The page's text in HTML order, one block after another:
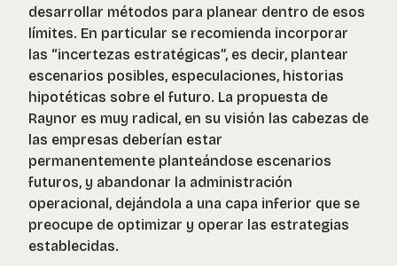
desarrollar métodos para planear dentro de esos
límites. En particular se recomienda incorporar
las “incertezas estratégicas”, es decir, plantear
escenarios posibles, especulaciones, historias
hipotéticas sobre el futuro. La propuesta de
Raynor es muy radical, en su visión las cabezas de
las empresas deberían estar
permanentemente planteándose escenarios
futuros, y abandonar la administración
operacional, dejándola a una capa inferior que se
preocupe de optimizar y operar las estrategias
establecidas.